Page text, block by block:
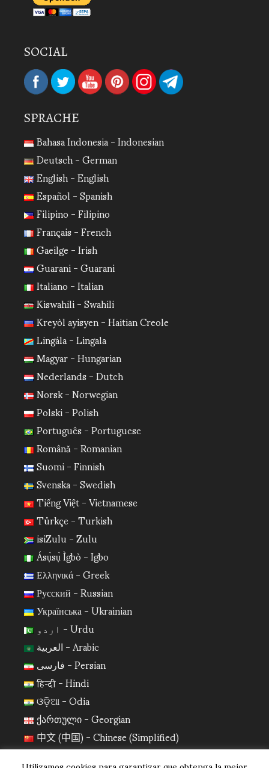
SOCIAL
SPRACHE
Bahasa Indonesia - Indonesian
Deutsch - German
English - English
Español - Spanish
Filipino - Filipino
Français - French
Gaeilge - Irish
Guarani - Guarani
Italiano - Italian
Kiswahili - Swahili
Kreyòl ayisyen - Haitian Creole
Lingála - Lingala
Magyar - Hungarian
Nederlands - Dutch
Norsk - Norwegian
Polski - Polish
Português - Portuguese
Română - Romanian
Suomi - Finnish
Svenska - Swedish
Tiếng Việt - Vietnamese
Türkçe - Turkish
isiZulu - Zulu
Ásụ̀sụ̀ Ìgbò - Igbo
Ελληνικά - Greek
Русский - Russian
Українська - Ukrainian
اردو - Urdu
العربية - Arabic
فارسی - Persian
हिन्दी - Hindi
ଓଡ଼ିଆ - Odia
ქართული - Georgian
中文 (中国) - Chinese (Simplified)
日本語 - Japanese